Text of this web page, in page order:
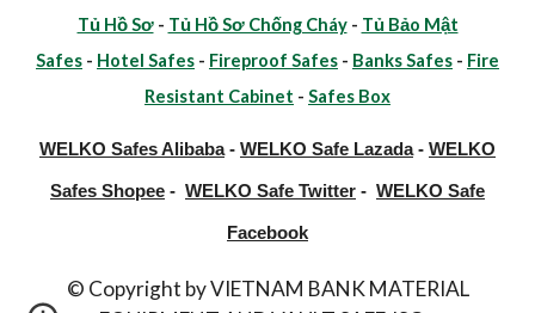
Tủ Hồ Sơ- Tủ Hồ Sơ Chống Cháy- Tủ Bảo Mật
Safes - Hotel Safes - Fireproof Safes - Banks Safes - Fire
Resistant Cabinet - Safes Box
WELKO Safes Alibaba- WELKO Safe Lazada- WELKO
Safes Shopee - WELKO Safe Twitter - WELKO Safe
Facebook
© Copyright by VIETNAM BANK MATERIAL